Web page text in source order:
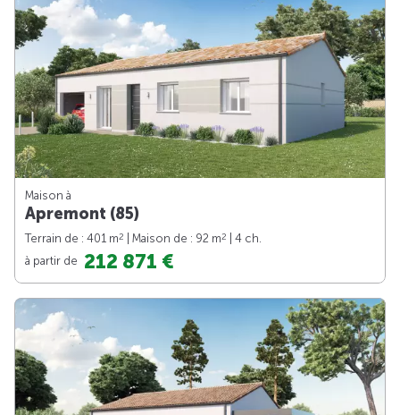
Maison à
Apremont (85)
Terrain de : 401 m2 | Maison de : 92 m2
| 4 ch.
à partir de 212 871 €